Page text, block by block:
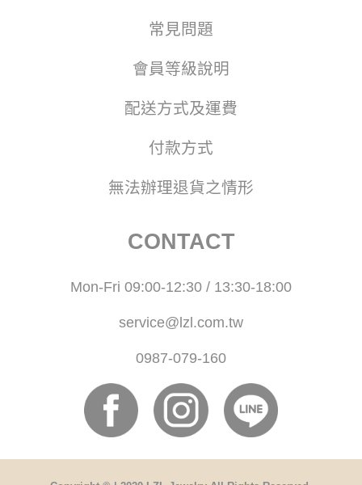
常見問題
會員等級說明
配送方式及運費
付款方式
無法辦理退貨之情形
CONTACT
Mon-Fri 09:00-12:30 / 13:30-18:00
service@lzl.com.tw
0987-079-160